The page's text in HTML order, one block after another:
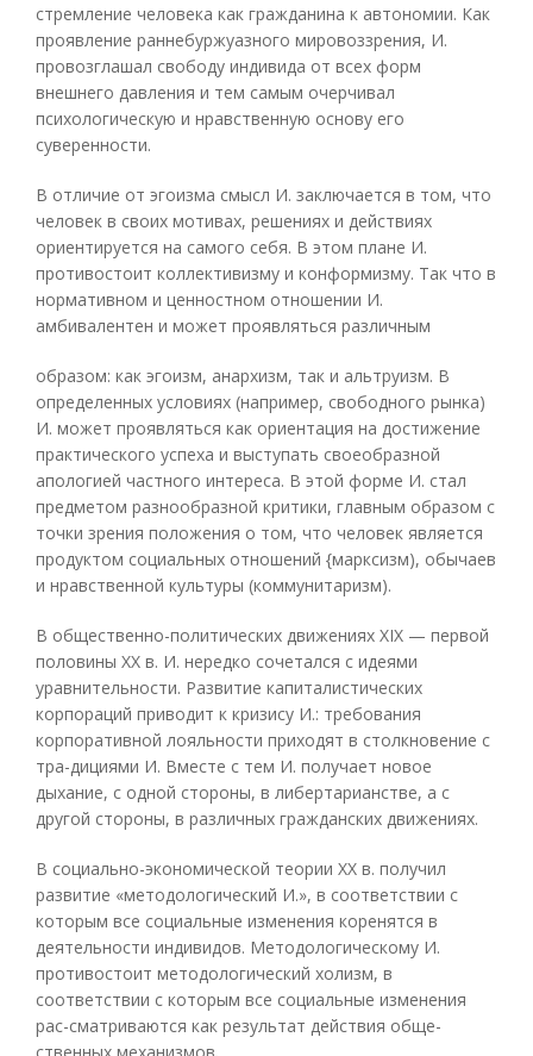
стремление человека как гражданина к автономии. Как
проявление раннебуржуазного мировоззрения, И.
провозглашал свободу индивида от всех форм
внешнего давления и тем самым очерчивал
психологическую и нравственную основу его
суверенности.
В отличие от эгоизма смысл И. заключается в том, что
человек в своих мотивах, решениях и действиях
ориентируется на самого себя. В этом плане И.
противостоит коллективизму и конформизму. Так что в
нормативном и ценностном отношении И.
амбивалентен и может проявляться различным
образом: как эгоизм, анархизм, так и альтруизм. В
определенных условиях (например, свободного рынка)
И. может проявляться как ориентация на достижение
практического успеха и выступать своеобразной
апологией частного интереса. В этой форме И. стал
предметом разнообразной критики, главным образом с
точки зрения положения о том, что человек является
продуктом социальных отношений {марксизм), обычаев
и нравственной культуры (коммунитаризм).
В общественно-политических движениях XIX — первой
половины XX в. И. нередко сочетался с идеями
уравнительности. Развитие капиталистических
корпораций приводит к кризису И.: требования
корпоративной лояльности приходят в столкновение с
тра-дициями И. Вместе с тем И. получает новое
дыхание, с одной стороны, в либертарианстве, а с
другой стороны, в различных гражданских движениях.
В социально-экономической теории XX в. получил
развитие «методологический И.», в соответствии с
которым все социальные изменения коренятся в
деятельности индивидов. Методологическому И.
противостоит методологический холизм, в
соответствии с которым все социальные изменения
рас-сматриваются как результат действия обще-
ственных механизмов.